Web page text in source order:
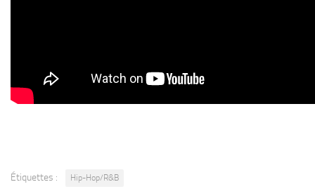
Étiquettes : Hip-Hop/R&B